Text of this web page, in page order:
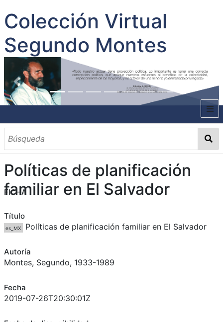
Colección Virtual
Segundo Montes
INICIO
SOBRE EL AUTOR
CONTENIDO
TODOS LOS DOCUMENTOS
CATEGORIAS
OBRAS SOBRE EL AUTOR P. SEGUNDO MONTES
MATERIAS
PALABRAS CLAVES
MULTIMEDIA
GALERÍA
Políticas de planificación
familiar en El Salvador
FICHA
Título
es_MX Políticas de planificación familiar en El Salvador
Autoría
Montes, Segundo, 1933-1989
Fecha
2019-07-26T20:30:01Z